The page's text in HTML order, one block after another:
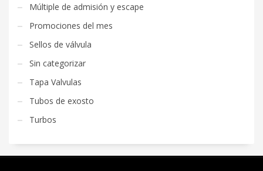
Múltiple de admisión y escape
Promociones del mes
Sellos de válvula
Sin categorizar
Tapa Valvulas
Tubos de exosto
Turbos